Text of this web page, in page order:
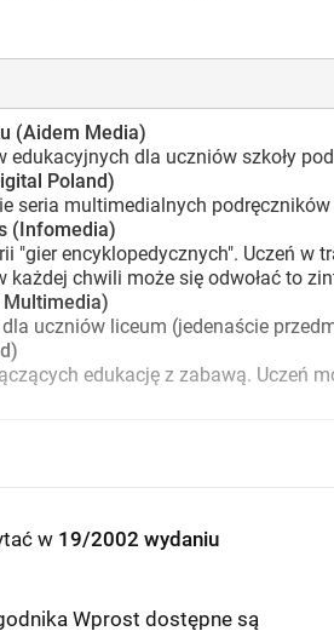
(Aidem Media)
edukacyjnych dla uczniów szkoły
Poland)
seria multimedialnych
(Infomedia)
"gier encyklopedycznych". Uczeń
każdej chwili może się odwołać to
uczniów liceum (jedenaście
edukację z zabawą. Uczeń
w 19/2002 wydaniu
Wprost dostępne są